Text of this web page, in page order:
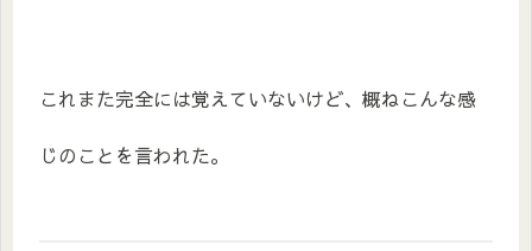
これまた完全には覚えていないけど、概ねこんな感
じのことを言われた。